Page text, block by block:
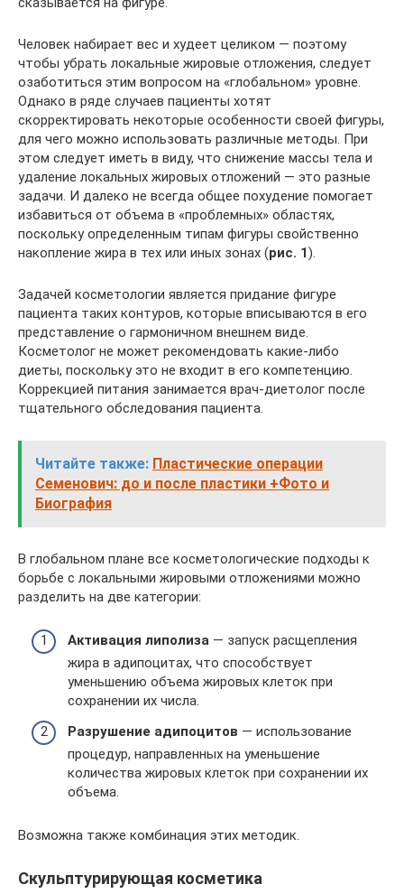
Человек набирает вес и худеет целиком — поэтому
чтобы убрать локальные жировые отложения, следует
озаботиться этим вопросом на «глобальном» уровне.
Однако в ряде случаев пациенты хотят
скорректировать некоторые особенности своей фигуры,
для чего можно использовать различные методы. При
этом следует иметь в виду, что снижение массы тела и
удаление локальных жировых отложений — это разные
задачи. И далеко не всегда общее похудение помогает
избавиться от объема в «проблемных» областях,
поскольку определенным типам фигуры свойственно
накопление жира в тех или иных зонах (рис. 1).
Задачей косметологии является придание фигуре
пациента таких контуров, которые вписываются в его
представление о гармоничном внешнем виде.
Косметолог не может рекомендовать какие-либо
диеты, поскольку это не входит в его компетенцию.
Коррекцией питания занимается врач-диетолог после
тщательного обследования пациента.
Читайте также: Пластические операции
Семенович: до и после пластики +Фото и
Биография
В глобальном плане все косметологические подходы к
борьбе с локальными жировыми отложениями можно
разделить на две категории:
Активация липолиза — запуск расщепления
жира в адипоцитах, что способствует
уменьшению объема жировых клеток при
сохранении их числа.
Разрушение адипоцитов — использование
процедур, направленных на уменьшение
количества жировых клеток при сохранении их
объема.
Возможна также комбинация этих методик.
Скульптурирующая косметика